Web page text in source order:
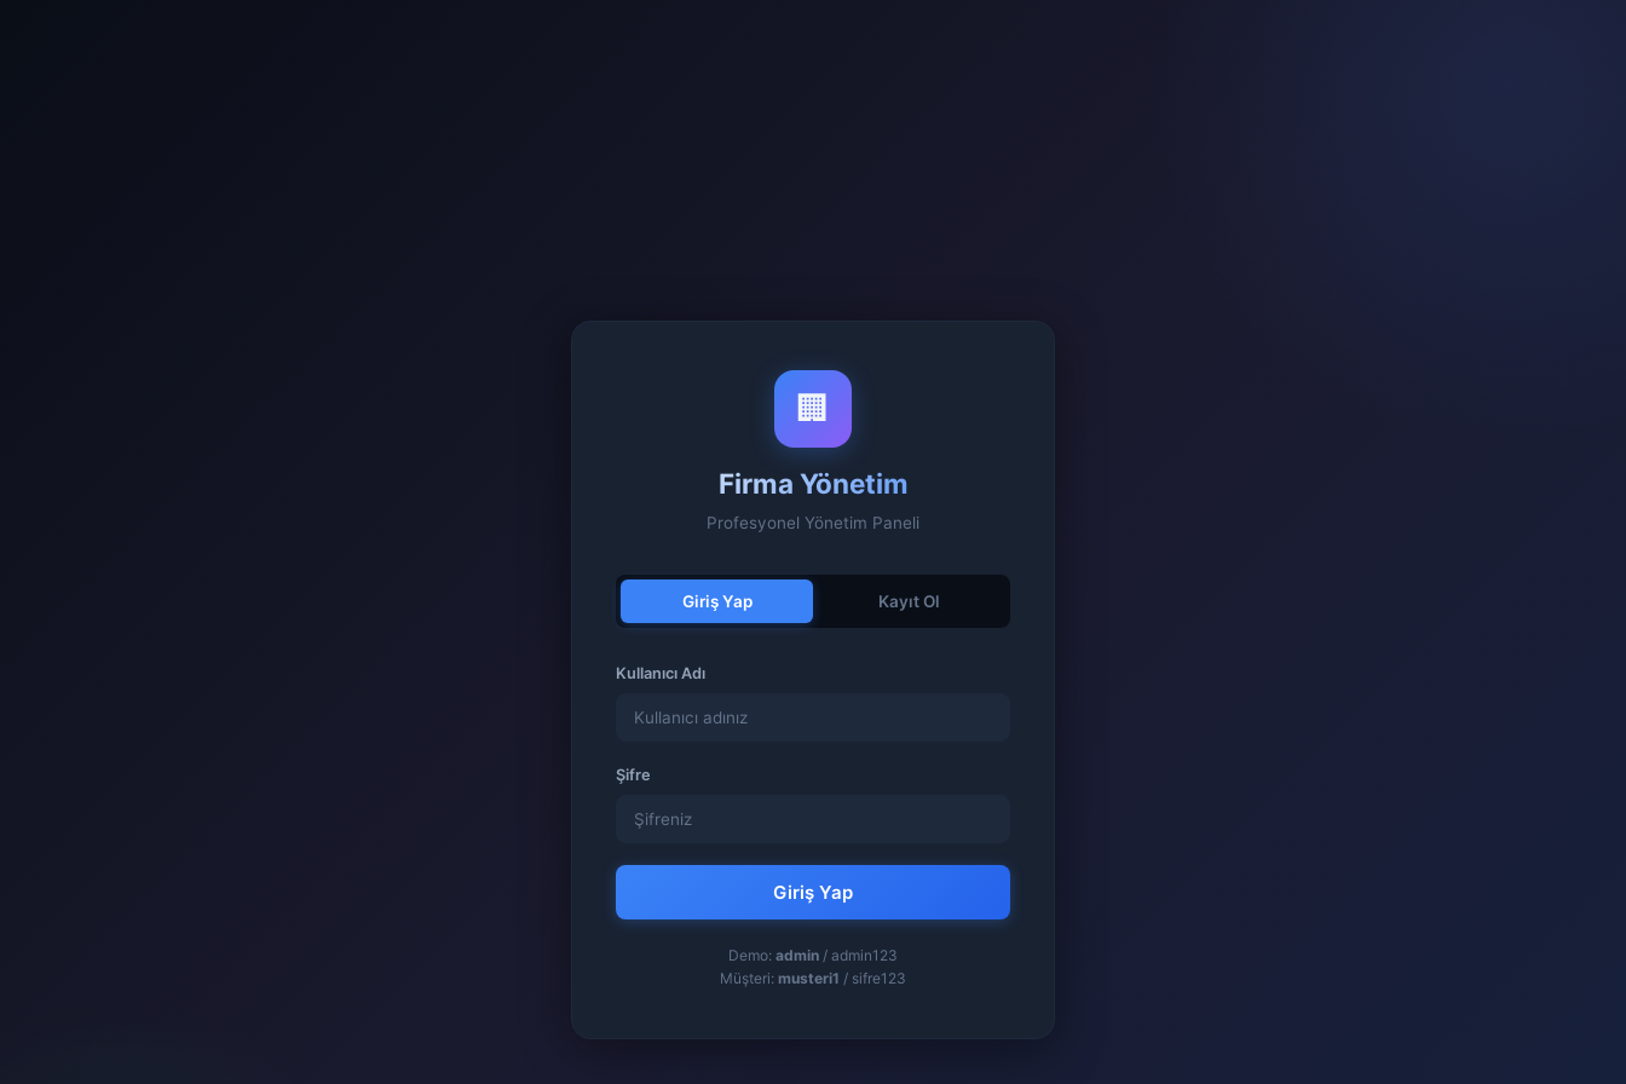
🏢
Firma Yönetim
Profesyonel Yönetim Paneli
Giriş Yap Kayıt Ol
Kullanıcı Adı
Şifre
Giriş Yap
Demo: admin / admin123
Müşteri: musteri1 / sifre123